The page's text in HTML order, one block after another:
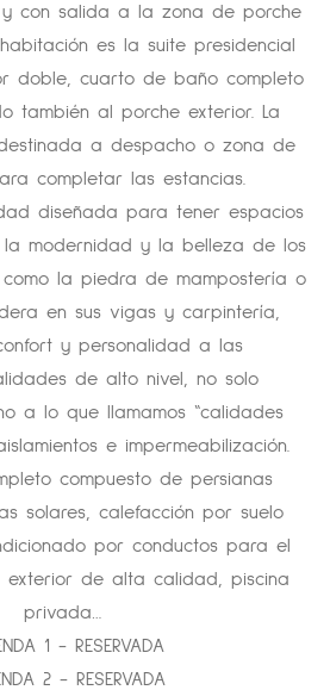
con salida a la zona de porche
es la suite presidencial
doble, cuarto de baño completo
también al porche exterior. La
a despacho o zona de
completar las estancias.
diseñada para tener espacios
la modernidad y la belleza de los
como la piedra de mampostería o
en sus vigas y carpintería,
y personalidad a las
de alto nivel, no solo
a lo que llamamos “calidades
e impermeabilización.
compuesto de persianas
solares, calefacción por suelo
por conductos para el
exterior de alta calidad, piscina
privada…
1 - RESERVADA
2 - RESERVADA